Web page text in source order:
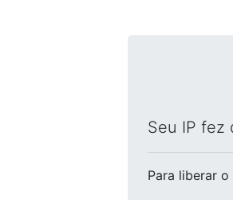
Seu IP fez
Para liberar o